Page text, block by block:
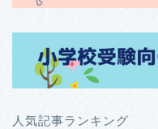
人気記事ランキング